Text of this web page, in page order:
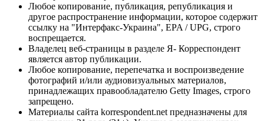
Любое копирование, публикация, републикация и
другое распространение информации, которое содержит
ссылку на "Интерфакс-Украина", EPA / UPG, строго
воспрещается.
Владелец веб-страницы в разделе Я- Корреспондент
является автор публикации.
Любое копирование, перепечатка и воспроизведение
фотографий и/или аудиовизуальных материалов,
принадлежащих правообладателю Getty Images, строго
запрещено.
Материалы сайта korrespondent.net предназначены для